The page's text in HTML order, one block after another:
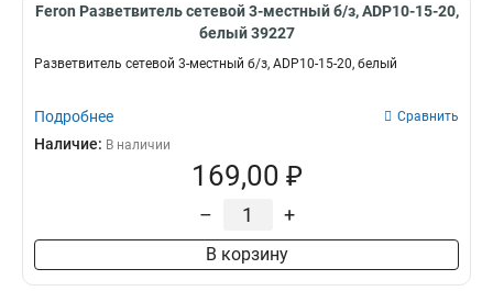
Feron Разветвитель сетевой 3-местный б/з, ADP10-15-20,
белый 39227
Разветвитель сетевой 3-местный б/з, ADP10-15-20, белый
Подробнее Сравнить
Наличие: В наличии
169,00 ₽
– +
В корзину